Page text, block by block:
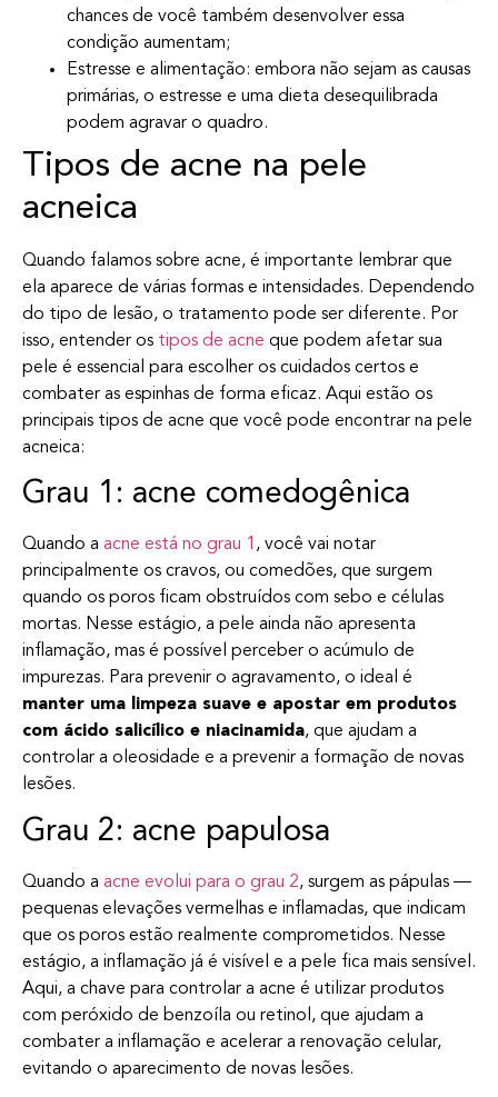
chances de você também desenvolver essa
condição aumentam;
Estresse e alimentação: embora não sejam as causas
primárias, o estresse e uma dieta desequilibrada
podem agravar o quadro.
Tipos de acne na pele
acneica
Quando falamos sobre acne, é importante lembrar que
ela aparece de várias formas e intensidades. Dependendo
do tipo de lesão, o tratamento pode ser diferente. Por
isso, entender os tipos de acne que podem afetar sua
pele é essencial para escolher os cuidados certos e
combater as espinhas de forma eficaz. Aqui estão os
principais tipos de acne que você pode encontrar na pele
acneica:
Grau 1: acne comedogênica
Quando a acne está no grau 1 , você vai notar
principalmente os cravos, ou comedões, que surgem
quando os poros ficam obstruídos com sebo e células
mortas. Nesse estágio, a pele ainda não apresenta
inflamação, mas é possível perceber o acúmulo de
impurezas. Para prevenir o agravamento, o ideal é
manter uma limpeza suave e apostar em produtos
com ácido salicílico e niacinamida, que ajudam a
controlar a oleosidade e a prevenir a formação de novas
lesões.
Grau 2: acne papulosa
Quando a acne evolui para o grau 2, surgem as pápulas —
pequenas elevações vermelhas e inflamadas, que indicam
que os poros estão realmente comprometidos. Nesse
estágio, a inflamação já é visível e a pele fica mais sensível.
Aqui, a chave para controlar a acne é utilizar produtos
com peróxido de benzoíla ou retinol, que ajudam a
combater a inflamação e acelerar a renovação celular,
evitando o aparecimento de novas lesões.